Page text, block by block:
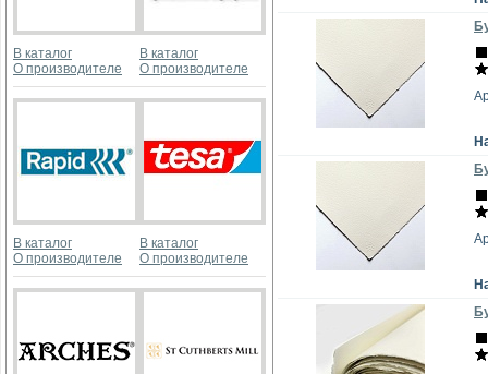
В каталог
О производителе
В каталог
О производителе
В каталог
О производителе
В каталог
О производителе